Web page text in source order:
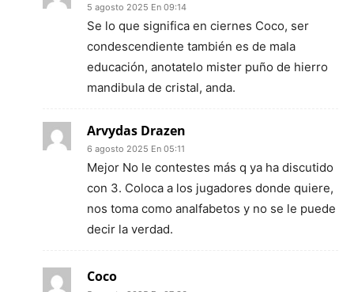
5 agosto 2025 En 09:14
Se lo que significa en ciernes Coco, ser
condescendiente también es de mala
educación, anotatelo mister puño de hierro
mandibula de cristal, anda.
Arvydas Drazen
6 agosto 2025 En 05:11
Mejor No le contestes más q ya ha discutido
con 3. Coloca a los jugadores donde quiere,
nos toma como analfabetos y no se le puede
decir la verdad.
Coco